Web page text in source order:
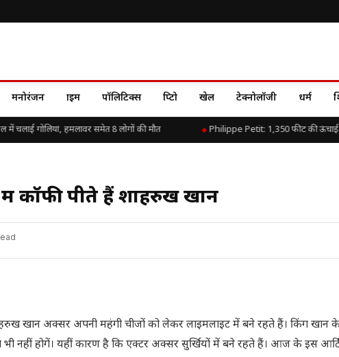
मनोरंजन क्राइम पॉलिटिक्स क्रिप्टो खेल टेक्नोलॉजी धर्म
गोलियां, हमलावर समेत 8 लोगों की मौत Philippe Petit: 1,350 फीट की ऊंचाई
कॉफी पीते हैं शाहरुख खान
खान अक्सर अपनी महंगी चीजों को लेकर लाइमलाइट में बने रहते हैं। किंग
नहीं होगें। यहीं कारण है कि एक्टर अक्सर सुर्खियों में बने रहते हैं। आज के इस